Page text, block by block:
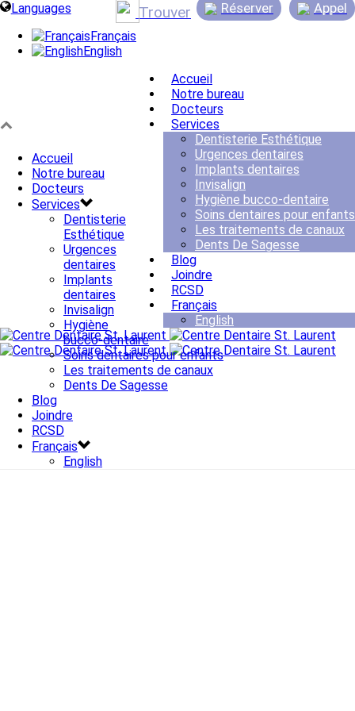
Trouver Réserver Appel
Languages
Français
English
Accueil
Notre bureau
Docteurs
Services
Dentisterie Esthétique
Urgences dentaires
Implants dentaires
Invisalign
Hygiène bucco-dentaire
Soins dentaires pour enfants
Les traitements de canaux
Dents De Sagesse
Blog
Joindre
RCSD
Français
English
Accueil
Notre bureau
Docteurs
Services
Dentisterie
Esthétique
Urgences
dentaires
Implants
dentaires
Invisalign
Hygiène
bucco-dentaire
Soins dentaires pour enfants
Les traitements de canaux
Dents De Sagesse
Blog
Joindre
RCSD
Français
English